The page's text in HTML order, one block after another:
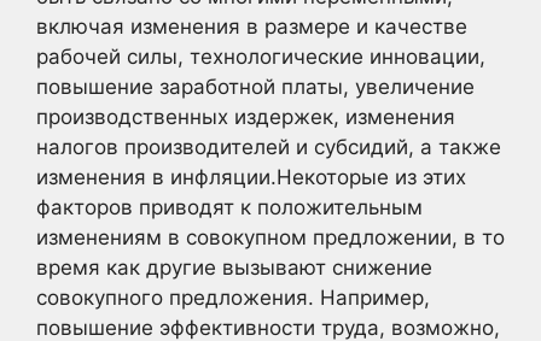
включая изменения в размере и качестве
рабочей силы, технологические инновации,
повышение заработной платы, увеличение
производственных издержек, изменения
налогов производителей и субсидий, а также
изменения в инфляции.Некоторые из этих
факторов приводят к положительным
изменениям в совокупном предложении, в то
время как другие вызывают снижение
совокупного предложения. Например,
повышение эффективности труда, возможно,